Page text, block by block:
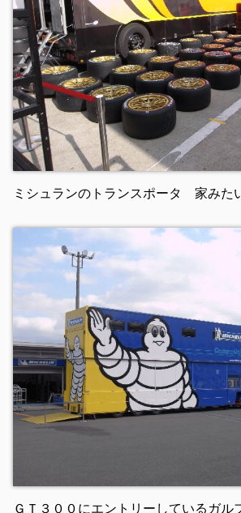
ミシュランのトランスポータ 家みた
ＧＴ３００にエントリーしているガル